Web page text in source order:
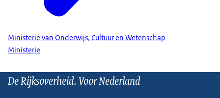
Ministerie van Onderwijs, Cultuur en Wetenschap
Ministerie
De Rijksoverheid. Voor Nederland